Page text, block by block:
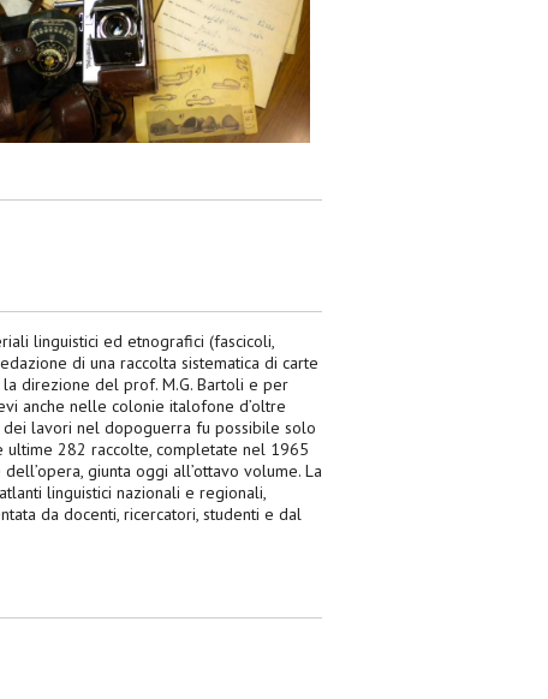
linguistici ed etnografici (fascicoli,
di una raccolta sistematica di carte
direzione del prof. M.G. Bartoli e per
anche nelle colonie italofone d’oltre
lavori nel dopoguerra fu possibile solo
ultime 282 raccolte, completate nel 1965
giunta oggi all’ottavo volume. La
linguistici nazionali e regionali,
da docenti, ricercatori, studenti e dal